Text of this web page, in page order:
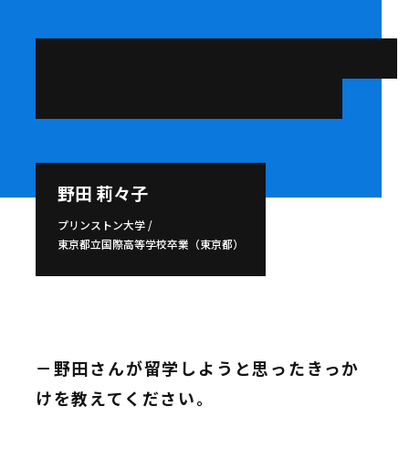
イベント
野田 莉々子
プリンストン大学 /
東京都立国際高等学校卒業（東京都）
－野田さんが留学しようと思ったきっか
けを教えてください。